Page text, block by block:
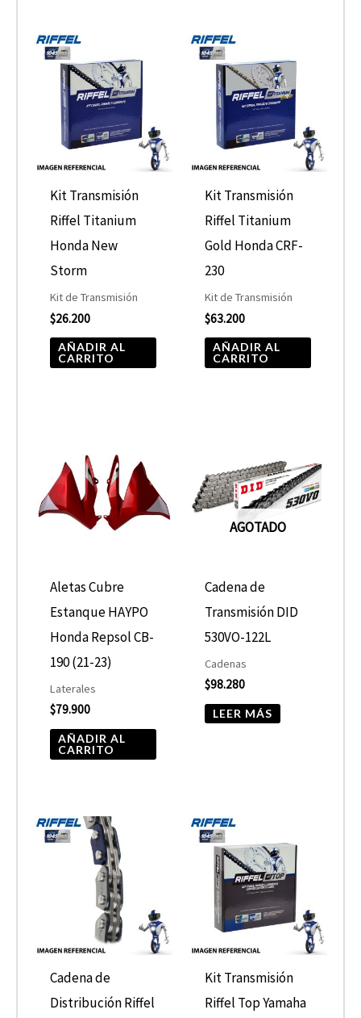
Kit Transmisión
Riffel Titanium
Honda New
Storm
Kit de Transmisión
$26.200
AÑADIR AL
CARRITO
Kit Transmisión
Riffel Titanium
Gold Honda CRF-
230
Kit de Transmisión
$63.200
AÑADIR AL
CARRITO
Aletas Cubre
Estanque HAYPO
Honda Repsol CB-
190 (21-23)
Laterales
$79.900
AÑADIR AL
CARRITO
AGOTADO
Cadena de
Transmisión DID
530VO-122L
Cadenas
$98.280
LEER MÁS
Cadena de
Distribución Riffel
Kit Transmisión
Riffel Top Yamaha